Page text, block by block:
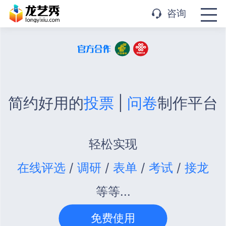
咨询
APP下载
简约好用的投票 问卷制作平台
轻松实现
在线评选 / 调研 / 表单 / 考试 / 接龙
等等...
免费使用